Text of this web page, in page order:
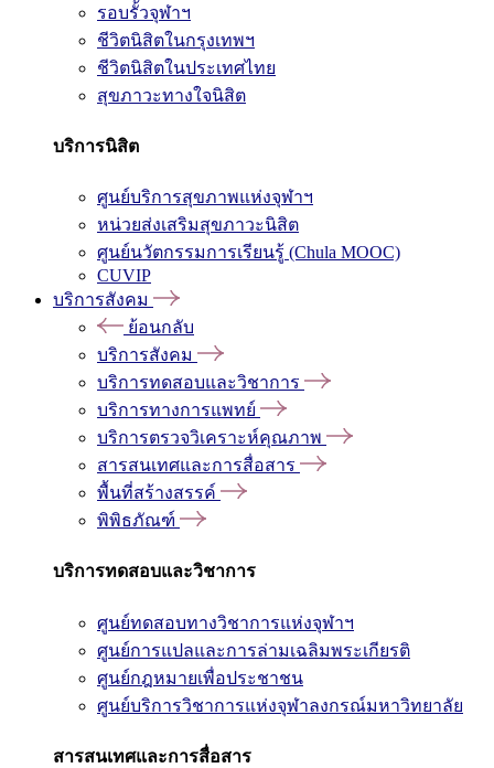
รอบรั้วจุฬาฯ
ชีวิตนิสิตในกรุงเทพฯ
ชีวิตนิสิตในประเทศไทย
สุขภาวะทางใจนิสิต
บริการนิสิต
ศูนย์บริการสุขภาพแห่งจุฬาฯ
หน่วยส่งเสริมสุขภาวะนิสิต
ศูนย์นวัตกรรมการเรียนรู้ (Chula MOOC)
CUVIP
บริการสังคม
ย้อนกลับ
บริการสังคม
บริการทดสอบและวิชาการ
บริการทางการแพทย์
บริการตรวจวิเคราะห์คุณภาพ
สารสนเทศและการสื่อสาร
พื้นที่สร้างสรรค์
พิพิธภัณฑ์
บริการทดสอบและวิชาการ
ศูนย์ทดสอบทางวิชาการแห่งจุฬาฯ
ศูนย์การแปลและการล่ามเฉลิมพระเกียรติ
ศูนย์กฎหมายเพื่อประชาชน
ศูนย์บริการวิชาการแห่งจุฬาลงกรณ์มหาวิทยาลัย
สารสนเทศและการสื่อสาร